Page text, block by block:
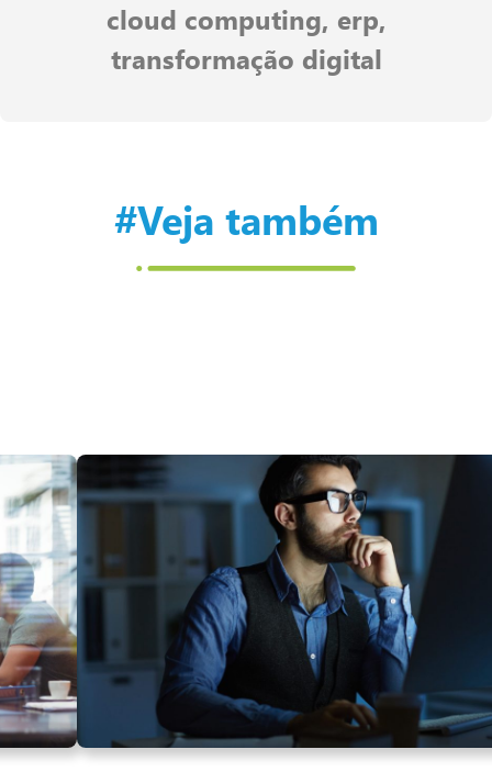
cloud computing, erp,
transformação digital
#Veja também
EBOOK
Comparativo
Oracle
NetSuite
vs Totvs